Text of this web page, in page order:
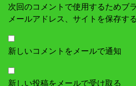
次回のコメントで使用するためブ
メールアドレス、サイトを保存する
新しいコメントをメールで通知
新しい投稿をメールで受け取る